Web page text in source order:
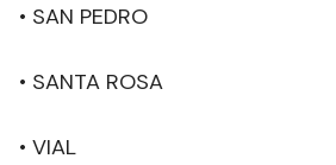
• SAN PEDRO
• SANTA ROSA
• VIAL